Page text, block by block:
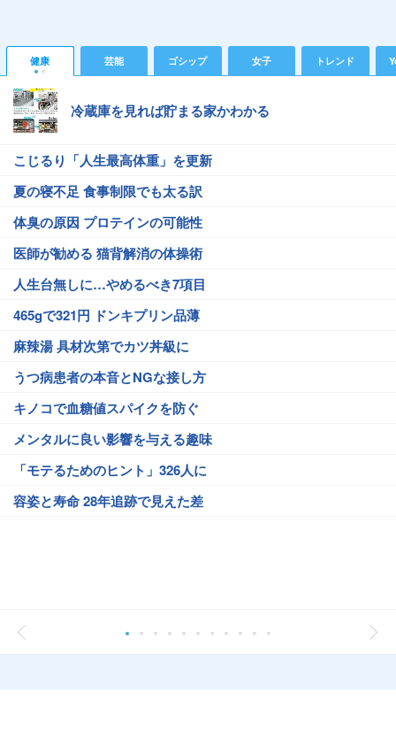
健康 芸能 ゴシップ 女子 トレンド
冷蔵庫を見れば貯まる家かわかる
こじるり「人生最高体重」を更新
夏の寝不足 食事制限でも太る訳
体臭の原因 プロテインの可能性
医師が勧める 猫背解消の体操術
人生台無しに…やめるべき7項目
465gで321円 ドンキプリン品薄
麻辣湯 具材次第でカツ丼級に
うつ病患者の本音とNGな接し方
キノコで血糖値スパイクを防ぐ
メンタルに良い影響を与える趣味
「モテるためのヒント」326人に
容姿と寿命 28年追跡で見えた差